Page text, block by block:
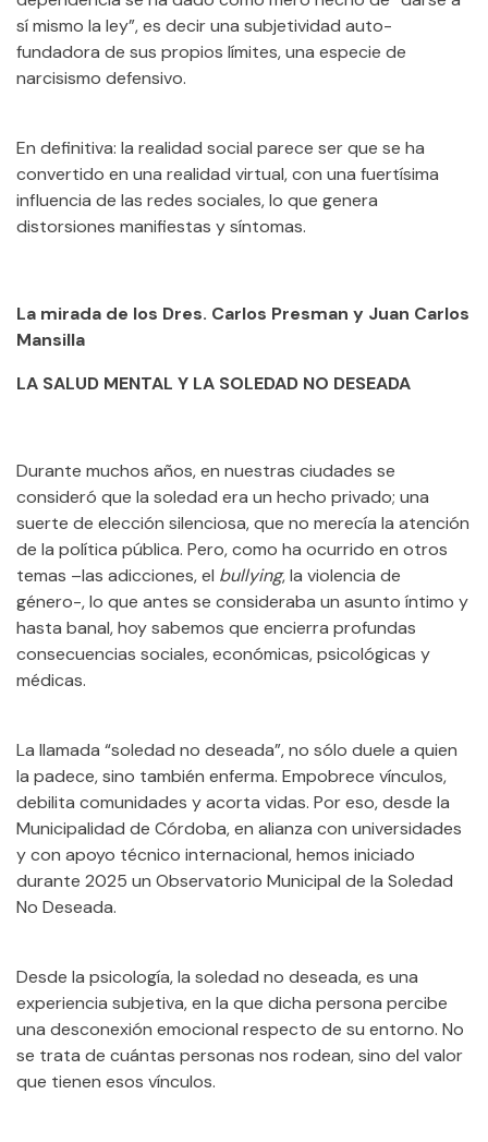
sí mismo la ley”, es decir una subjetividad auto-
fundadora de sus propios límites, una especie de
narcisismo defensivo.
En definitiva: la realidad social parece ser que se ha
convertido en una realidad virtual, con una fuertísima
influencia de las redes sociales, lo que genera
distorsiones manifiestas y síntomas.
La mirada de los Dres. Carlos Presman y Juan Carlos
Mansilla
LA SALUD MENTAL Y LA SOLEDAD NO DESEADA
Durante muchos años, en nuestras ciudades se
consideró que la soledad era un hecho privado; una
suerte de elección silenciosa, que no merecía la atención
de la política pública. Pero, como ha ocurrido en otros
temas –las adicciones, el bullying, la violencia de
género-, lo que antes se consideraba un asunto íntimo y
hasta banal, hoy sabemos que encierra profundas
consecuencias sociales, económicas, psicológicas y
médicas.
La llamada “soledad no deseada”, no sólo duele a quien
la padece, sino también enferma. Empobrece vínculos,
debilita comunidades y acorta vidas. Por eso, desde la
Municipalidad de Córdoba, en alianza con universidades
y con apoyo técnico internacional, hemos iniciado
durante 2025 un Observatorio Municipal de la Soledad
No Deseada.
Desde la psicología, la soledad no deseada, es una
experiencia subjetiva, en la que dicha persona percibe
una desconexión emocional respecto de su entorno. No
se trata de cuántas personas nos rodean, sino del valor
que tienen esos vínculos.